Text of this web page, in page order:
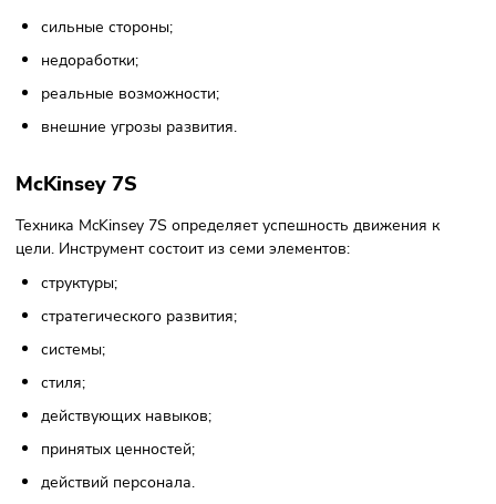
составления стратегии продвижения с целью
прибыли.
Долгосрочная стратегия
перспективами, когда планы развития бизнеса
эффективность работы бизнеса по сравнению с
конкурентами.
Финансовые результаты
кадров с аналогичными показателями конкурентов.
Детальное исследование выявит то, чего не хватает
организации для увеличения прибыли.